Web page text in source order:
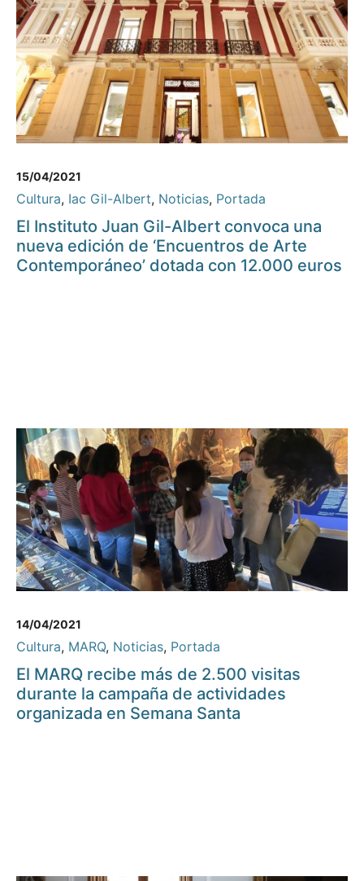
15/04/2021
Cultura, Iac Gil-Albert, Noticias, Portada
El Instituto Juan Gil-Albert convoca una
nueva edición de ‘Encuentros de Arte
Contemporáneo’ dotada con 12.000 euros
14/04/2021
Cultura, MARQ, Noticias, Portada
El MARQ recibe más de 2.500 visitas
durante la campaña de actividades
organizada en Semana Santa